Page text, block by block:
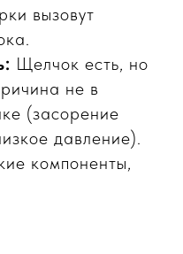
вызовут
Щелчок есть, но
не в
(засорение
давление).
компоненты,